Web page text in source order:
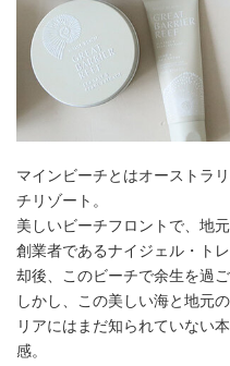
マインビーチとはオーストラ
チリゾート。
美しいビーチフロントで、地
創業者であるナイジェル・ト
却後、このビーチで余生を過ご
しかし、この美しい海と地元
リアにはまだ知られていない
感。